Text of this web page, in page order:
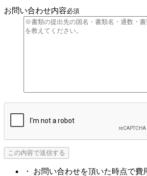
お問い合わせ内容必須
・ お問い合わせを頂いた時点で費